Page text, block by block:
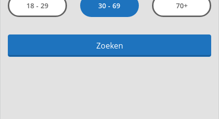
18 - 29 30 - 69 70+
Zoeken